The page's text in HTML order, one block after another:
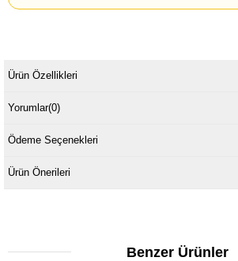
Ürün Özellikleri
Yorumlar(0)
Ödeme Seçenekleri
Ürün Önerileri
Benzer Ürünler